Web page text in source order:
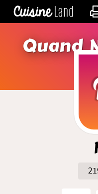
Quand